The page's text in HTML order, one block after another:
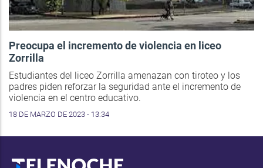
Preocupa el incremento de violencia en liceo
Zorrilla
Estudiantes del liceo Zorrilla amenazan con tiroteo y los
padres piden reforzar la seguridad ante el incremento de
violencia en el centro educativo.
18 DE MARZO DE 2023 - 13:34